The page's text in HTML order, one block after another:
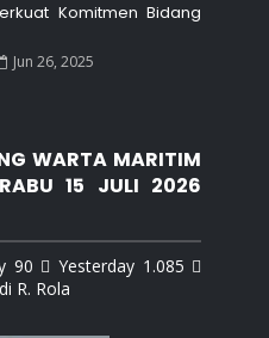
Komitmen Bidang
Jun 26, 2025
WARTA MARITIM
15 JULI 2026
90  Yesterday 1.085 
R. Rola